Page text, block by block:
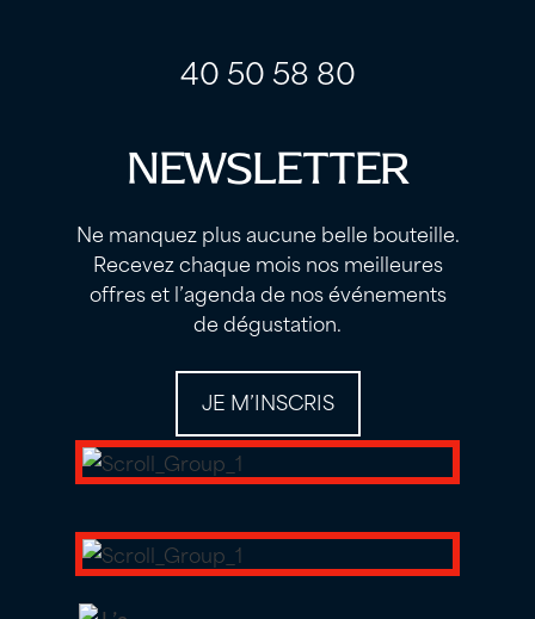
40 50 58 80
NEWSLETTER
Ne manquez plus aucune belle bouteille.
Recevez chaque mois nos meilleures
offres et l’agenda de nos événements
de dégustation.
JE M’INSCRIS